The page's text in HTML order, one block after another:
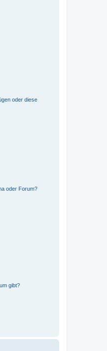
oder diese
oder Forum?
gibt?